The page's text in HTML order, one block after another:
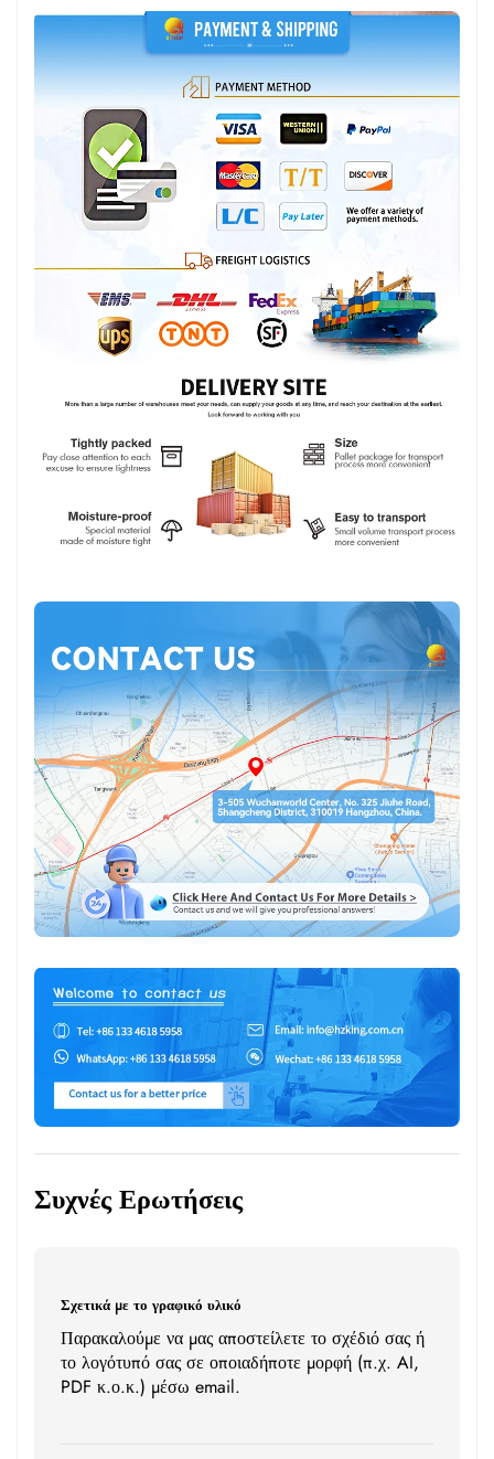
Συχνές Ερωτήσεις
Σχετικά με το γραφικό υλικό
Παρακαλούμε να μας αποστείλετε το σχέδιό σας ή
το λογότυπό σας σε οποιαδήποτε μορφή (π.χ. AI,
PDF κ.ο.κ.) μέσω email.